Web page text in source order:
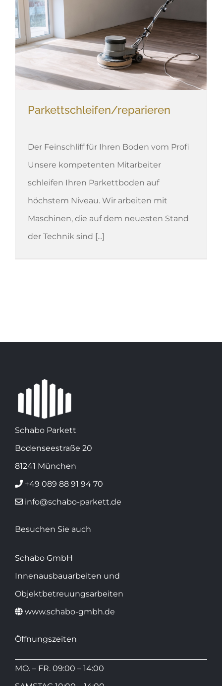
Parkettschleifen/reparieren
Der Feinschliff für Ihren Boden vom Profi
Unsere kompetenten Mitarbeiter
schleifen Ihren Parkettboden auf
höchstem Niveau. Wir arbeiten mit
Maschinen, die auf dem neuesten Stand
der Technik sind [...]
Schabo Parkett
Bodenseestraße 20
81241 München
+49 089 88 91 94 70
info@schabo-parkett.de
Besuchen Sie auch
Schabo GmbH
Innenausbauarbeiten und
Objektbetreuungsarbeiten
www.schabo-gmbh.de
Öffnungszeiten
MO. – FR. 09:00 – 14:00